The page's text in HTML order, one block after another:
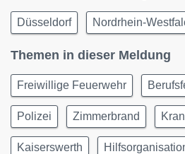
Düsseldorf Nordrhein-
Themen in dieser Meldung
Freiwillige Feuerwehr
Polizei Zimmerbrand
Kaiserswerth